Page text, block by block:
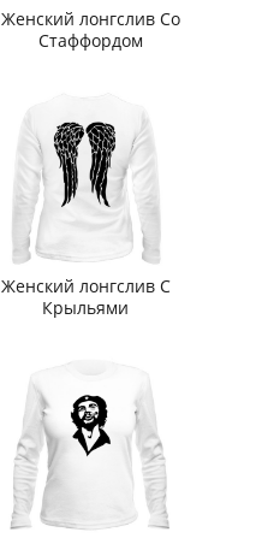
Женский лонгслив Со
Стаффордом
Женский лонгслив С
Крыльями